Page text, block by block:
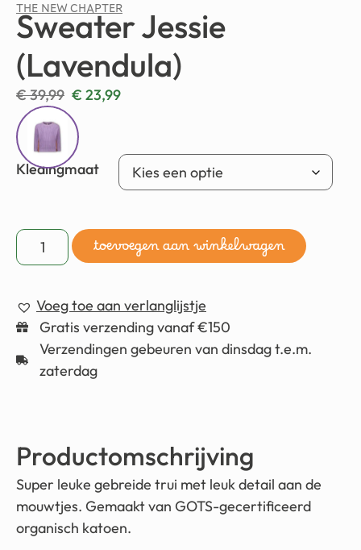
THE NEW CHAPTER
Sweater Jessie
(Lavendula)
€39,99 € 23,99
Kledingmaat
toevoegen aan winkelwagen
Voeg toe aan verlanglijstje
Gratis verzending vanaf €150
Verzendingen gebeuren van dinsdag t.e.m.
zaterdag
Productomschrijving
Super leuke gebreide trui met leuk detail aan de
mouwtjes. Gemaakt van GOTS-gecertificeerd
organisch katoen.